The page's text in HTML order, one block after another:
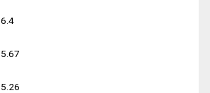
6.4
5.67
5.26